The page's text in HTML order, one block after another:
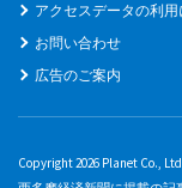
アクセスデータの利用
お問い合わせ
広告のご案内
Copyright 2026 Planet Co.,